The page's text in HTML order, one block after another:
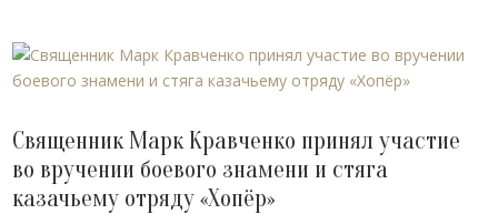
Священник Марк Кравченко принял участие
во вручении боевого знамени и стяга
казачьему отряду «Хопёр»